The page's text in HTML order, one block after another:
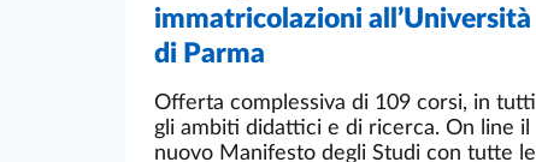
immatricolazioni all’Università
di Parma
Offerta complessiva di 109 corsi, in tutti
gli ambiti didattici e di ricerca. On line il
nuovo Manifesto degli Studi con tutte le